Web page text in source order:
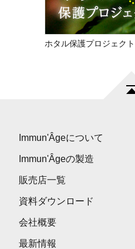
ホタル保護プロジェクト
Immun'Âgeについて
Immun'Âgeの製造
販売店一覧
資料ダウンロード
会社概要
最新情報